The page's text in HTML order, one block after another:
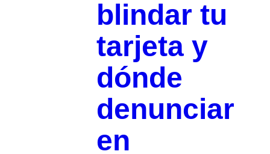
blindar tu
tarjeta y
dónde
denunciar
en